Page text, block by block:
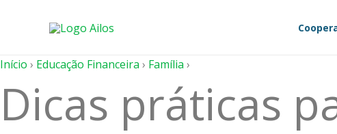
conteúdo
Início › Educação Financeira › Família ›
Dicas práticas